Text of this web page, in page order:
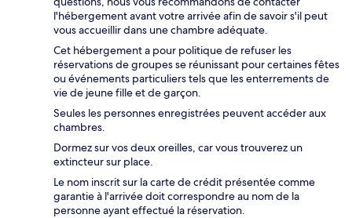
l'hébergement avant votre arrivée afin de savoir s'il peut
vous accueillir dans une chambre adéquate.
Cet hébergement a pour politique de refuser les
réservations de groupes se réunissant pour certaines fêtes
ou événements particuliers tels que les enterrements de
vie de jeune fille et de garçon.
Seules les personnes enregistrées peuvent accéder aux
chambres.
Dormez sur vos deux oreilles, car vous trouverez un
extincteur sur place.
Le nom inscrit sur la carte de crédit présentée comme
garantie à l'arrivée doit correspondre au nom de la
personne ayant effectué la réservation.